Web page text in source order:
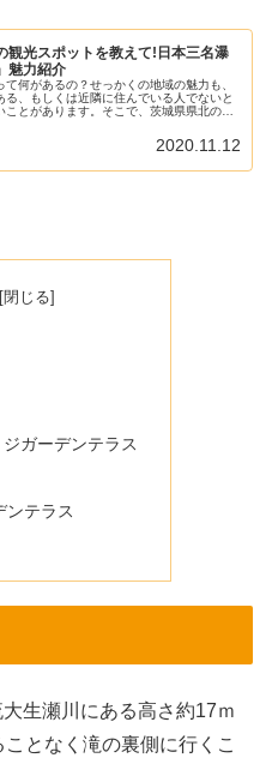
観光スポットを教えて!日本三名瀑
魅力紹介
て何があるの？せっかくの地域の魅力も、
る、もしくは近隣に住んでいる人でないと
ことがあります。そこで、茨城県県北の魅
2020.11.12
ガーデンテラス
ンテラス
生瀬川にある高さ約17ｍ
となく滝の裏側に行くこ